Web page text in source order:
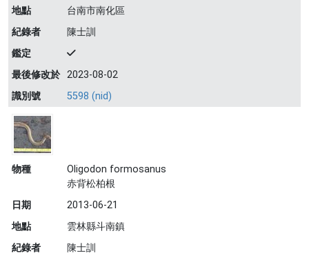
地點
台南市南化區
紀錄者
陳士訓
鑑定
最後修改於 2023-08-02
識別號
5598 (nid)
物種
Oligodon formosanus
赤背松柏根
日期
2013-06-21
地點
雲林縣斗南鎮
紀錄者
陳士訓